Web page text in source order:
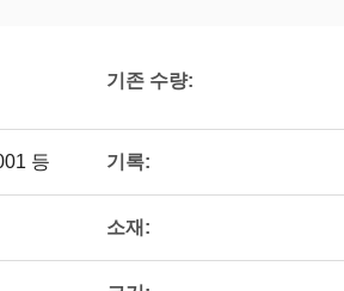
기존 수량:
등 기록:
소재: